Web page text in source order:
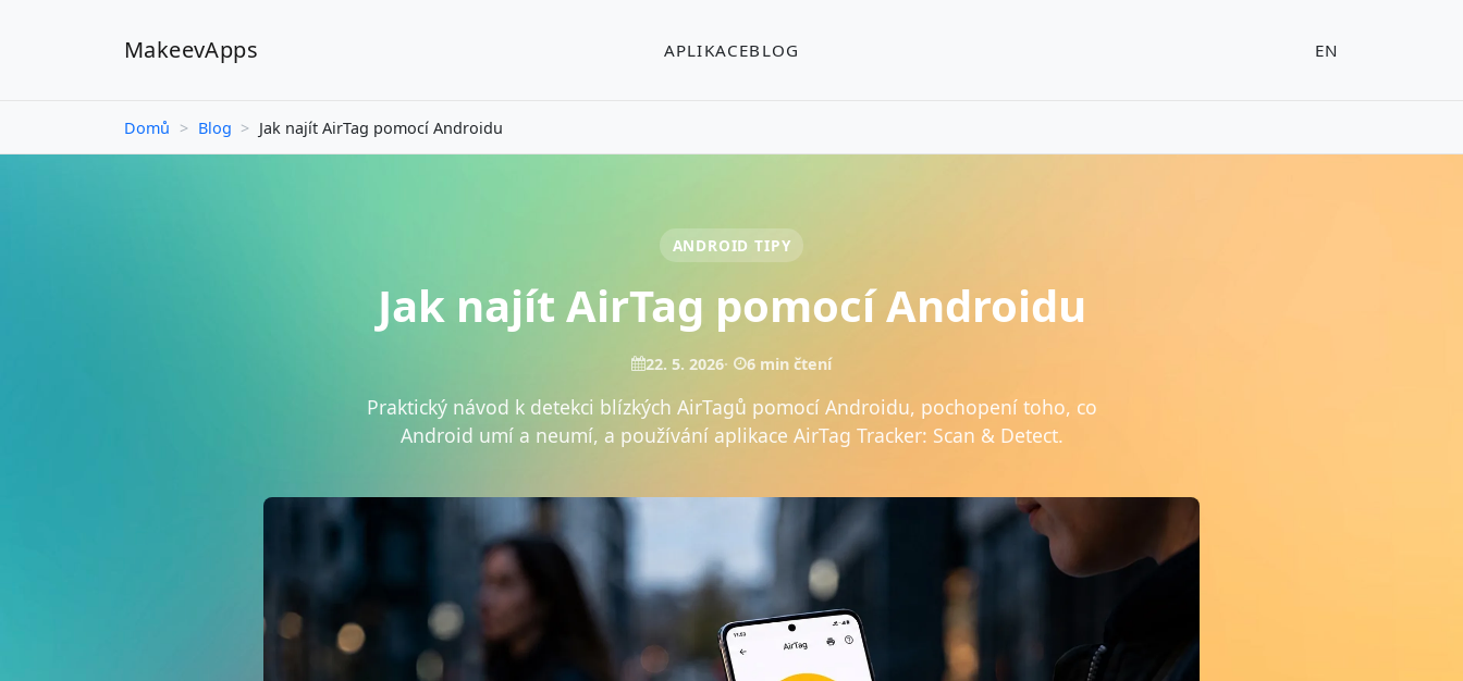
MakeevApps APLIKACEBLOG EN
Domů > Blog > Jak najít AirTag pomocí Androidu
ANDROID TIPY
Jak najít AirTag pomocí Androidu
22. 5. 2026 6 min čtení
Praktický návod k detekci blízkých AirTagů pomocí Androidu, pochopení toho, co
Android umí a neumí, a používání aplikace AirTag Tracker: Scan & Detect.